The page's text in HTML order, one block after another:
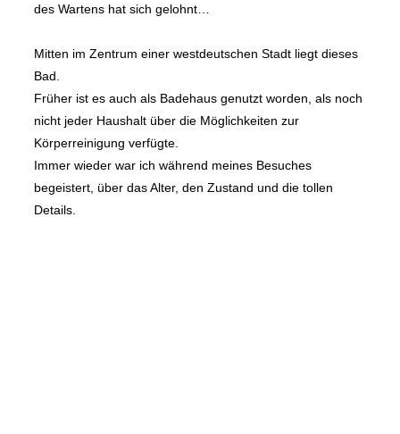
des Wartens hat sich gelohnt…
Mitten im Zentrum einer westdeutschen Stadt liegt dieses
Bad.
Früher ist es auch als Badehaus genutzt worden, als noch
nicht jeder Haushalt über die Möglichkeiten zur
Körperreinigung verfügte.
Immer wieder war ich während meines Besuches
begeistert, über das Alter, den Zustand und die tollen
Details.